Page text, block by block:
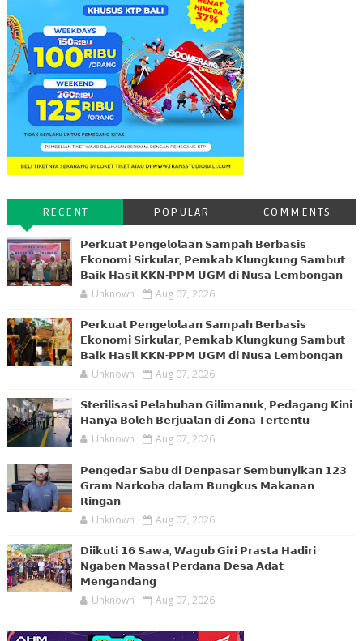
RECENT POPULAR COMMENTS
𝗣𝗲𝗿𝗸𝘂𝗮𝘁 𝗣𝗲𝗻𝗴𝗲𝗹𝗼𝗹𝗮𝗮𝗻 𝗦𝗮𝗺𝗽𝗮𝗵 𝗕𝗲𝗿𝗯𝗮𝘀𝗶𝘀
𝗘𝗸𝗼𝗻𝗼𝗺𝗶 𝗦𝗶𝗿𝗸𝘂𝗹𝗮𝗿, 𝗣𝗲𝗺𝗸𝗮𝗯 𝗞𝗹𝘂𝗻𝗴𝗸𝘂𝗻𝗴 𝗦𝗮𝗺𝗯𝘂𝘁
𝗕𝗮𝗶𝗸 𝗛𝗮𝘀𝗶𝗹 𝗞𝗞𝗡-𝗣𝗣𝗠 𝗨𝗚𝗠 𝗱𝗶 𝗡𝘂𝘀𝗮 𝗟𝗲𝗺𝗯𝗼𝗻𝗴𝗮𝗻
Unknown Aug 07, 2026
𝗣𝗲𝗿𝗸𝘂𝗮𝘁 𝗣𝗲𝗻𝗴𝗲𝗹𝗼𝗹𝗮𝗮𝗻 𝗦𝗮𝗺𝗽𝗮𝗵 𝗕𝗲𝗿𝗯𝗮𝘀𝗶𝘀
𝗘𝗸𝗼𝗻𝗼𝗺𝗶 𝗦𝗶𝗿𝗸𝘂𝗹𝗮𝗿, 𝗣𝗲𝗺𝗸𝗮𝗯 𝗞𝗹𝘂𝗻𝗴𝗸𝘂𝗻𝗴 𝗦𝗮𝗺𝗯𝘂𝘁
𝗕𝗮𝗶𝗸 𝗛𝗮𝘀𝗶𝗹 𝗞𝗞𝗡-𝗣𝗣𝗠 𝗨𝗚𝗠 𝗱𝗶 𝗡𝘂𝘀𝗮 𝗟𝗲𝗺𝗯𝗼𝗻𝗴𝗮𝗻
Unknown Aug 07, 2026
𝗦𝘁𝗲𝗿𝗶𝗹𝗶𝘀𝗮𝘀𝗶 𝗣𝗲𝗹𝗮𝗯𝘂𝗵𝗮𝗻 𝗚𝗶𝗹𝗶𝗺𝗮𝗻𝘂𝗸, 𝗣𝗲𝗱𝗮𝗴𝗮𝗻𝗴 𝗞𝗶𝗻𝗶
𝗛𝗮𝗻𝘆𝗮 𝗕𝗼𝗹𝗲𝗵 𝗕𝗲𝗿𝗷𝘂𝗮𝗹𝗮𝗻 𝗱𝗶 𝗭𝗼𝗻𝗮 𝗧𝗲𝗿𝘁𝗲𝗻𝘁𝘂
Unknown Aug 07, 2026
𝗣𝗲𝗻𝗴𝗲𝗱𝗮𝗿 𝗦𝗮𝗯𝘂 𝗱𝗶 𝗗𝗲𝗻𝗽𝗮𝘀𝗮𝗿 𝗦𝗲𝗺𝗯𝘂𝗻𝘆𝗶𝗸𝗮𝗻 𝟭𝟮𝟯
𝗚𝗿𝗮𝗺 𝗡𝗮𝗿𝗸𝗼𝗯𝗮 𝗱𝗮𝗹𝗮𝗺 𝗕𝘂𝗻𝗴𝗸𝘂𝘀 𝗠𝗮𝗸𝗮𝗻𝗮𝗻
𝗥𝗶𝗻𝗴𝗮𝗻
Unknown Aug 07, 2026
𝗗𝗶𝗶𝗸𝘂𝘁𝗶 𝟭𝟲 𝗦𝗮𝘄𝗮, 𝗪𝗮𝗴𝘂𝗯 𝗚𝗶𝗿𝗶 𝗣𝗿𝗮𝘀𝘁𝗮 𝗛𝗮𝗱𝗶𝗿𝗶
𝗡𝗴𝗮𝗯𝗲𝗻 𝗠𝗮𝘀𝘀𝗮𝗹 𝗣𝗲𝗿𝗱𝗮𝗻𝗮 𝗗𝗲𝘀𝗮 𝗔𝗱𝗮𝘁
𝗠𝗲𝗻𝗴𝗮𝗻𝗱𝗮𝗻𝗴
Unknown Aug 07, 2026